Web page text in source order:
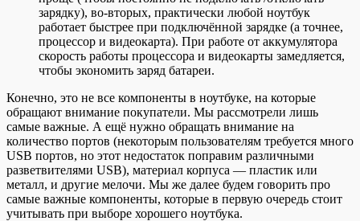
зарядку), во-вторых, практически любой ноутбук
работает быстрее при подключённой зарядке (а точнее,
процессор и видеокарта). При работе от аккумулятора
скорость работы процессора и видеокарты замедляется,
чтобы экономить заряд батареи.
Конечно, это не все компоненты в ноутбуке, на которые
обращают внимание покупатели. Мы рассмотрели лишь
самые важные. А ещё нужно обращать внимание на
количество портов (некоторым пользователям требуется много
USB портов, но этот недостаток поправим различными
разветвителями USB), материал корпуса — пластик или
металл, и другие мелочи. Мы же далее будем говорить про
самые важные компоненты, которые в первую очередь стоит
учитывать при выборе хорошего ноутбука.